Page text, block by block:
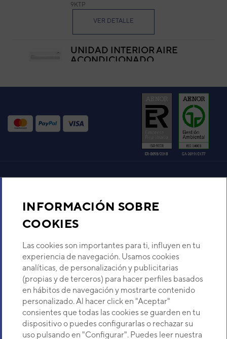
INFORMACIÓN SOBRE
COOKIES
Las cookies son importantes para ti, influyen en tu
experiencia de navegación. Usamos cookies
analíticas, de personalización y publicitarias
(propias y de terceros) para hacer perfiles basados
en hábitos de navegación y mostrarte contenido
personalizado. Al hacer click en "Aceptar"
consientes que todas las cookies se guarden en tu
dispositivo o puedes configurarlas o rechazar su
uso pulsando en "Configurar". Puedes leer nuestra
9KTP
VER DETALLE
UNIDAD INTERIOR AIRE
ACONDICIONADO
Código:3NDA01608-Ref. fabricante:DG-
Sobre Nosotros
Descubre Eurofred
Dónde Estamos
¿Buscas un servicio técnico?